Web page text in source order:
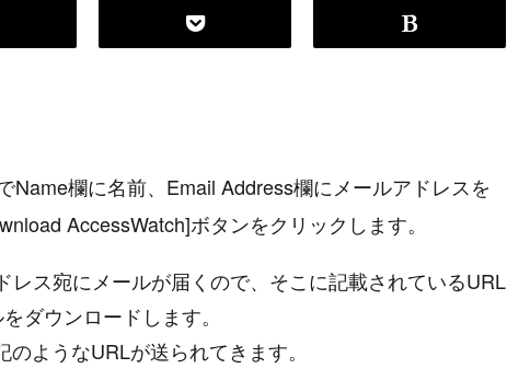
Name欄に名前、Email Address欄にメールアドレスを
AccessWatch]ボタンをクリックします。
レス宛にメールが届くので、そこに記載されているURL
ダウンロードします。
ようなURLが送られてきます。